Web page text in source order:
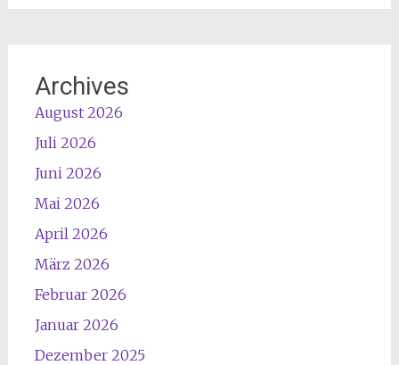
Archives
August 2026
Juli 2026
Juni 2026
Mai 2026
April 2026
März 2026
Februar 2026
Januar 2026
Dezember 2025